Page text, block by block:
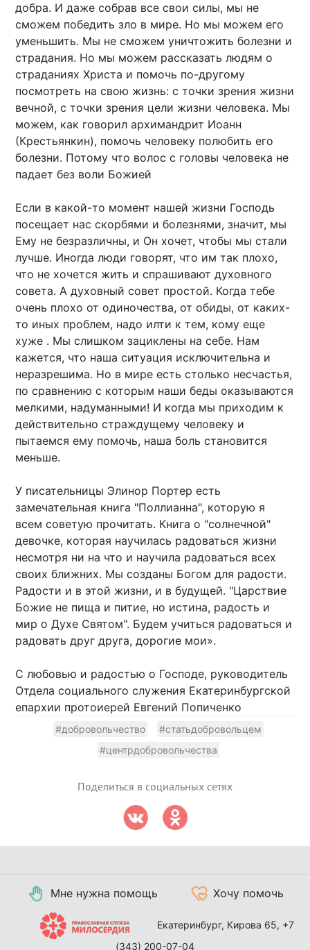
добра. И даже собрав все свои силы, мы не
сможем победить зло в мире. Но мы можем его
уменьшить. Мы не сможем уничтожить болезни и
страдания. Но мы можем рассказать людям о
страданиях Христа и помочь по-другому
посмотреть на свою жизнь: с точки зрения жизни
вечной, с точки зрения цели жизни человека. Мы
можем, как говорил архимандрит Иоанн
(Крестьянкин), помочь человеку полюбить его
болезни. Потому что волос с головы человека не
падает без воли Божией
Если в какой-то момент нашей жизни Господь
посещает нас скорбями и болезнями, значит, мы
Ему не безразличны, и Он хочет, чтобы мы стали
лучше. Иногда люди говорят, что им так плохо,
что не хочется жить и спрашивают духовного
совета. А духовный совет простой. Когда тебе
очень плохо от одиночества, от обиды, от каких-
то иных проблем, надо илти к тем, кому еще
хуже . Мы слишком зациклены на себе. Нам
кажется, что наша ситуация исключительна и
неразрешима. Но в мире есть столько несчастья,
по сравнению с которым наши беды оказываются
мелкими, надуманными! И когда мы приходим к
действительно страждущему человеку и
пытаемся ему помочь, наша боль становится
меньше.
У писательницы Элинор Портер есть
замечательная книга "Поллианна", которую я
всем советую прочитать. Книга о "солнечной"
девочке, которая научилась радоваться жизни
несмотря ни на что и научила радоваться всех
своих ближних. Мы созданы Богом для радости.
Радости и в этой жизни, и в будущей. "Царствие
Божие не пища и питие, но истина, радость и
мир о Духе Святом". Будем учиться радоваться и
радовать друг друга, дорогие мои».
С любовью и радостью о Господе, руководитель
Отдела социального служения Екатеринбургской
епархии протоиерей Евгений Попиченко
#добровольчество
#статьдобровольцем
#центрдобровольчества
Поделиться в социальных сетях
Мне нужна помощь Хочу помочь
Екатеринбург, Кирова 65, +7
(343) 200-07-04